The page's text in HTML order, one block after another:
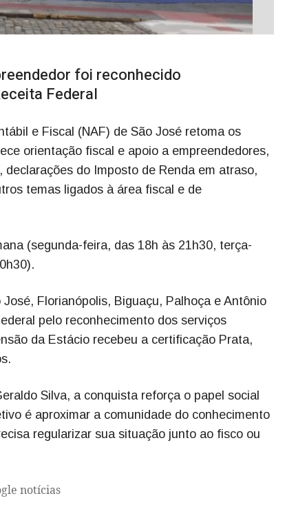
foi reconhecido
Federal
e Fiscal (NAF) de São José retoma os
orientação fiscal e apoio a empreendedores,
do Imposto de Renda em atraso,
temas ligados à área fiscal e de
(segunda-feira, das 18h às 21h30, terça-
Florianópolis, Biguaçu, Palhoça e Antônio
pelo reconhecimento dos serviços
da Estácio recebeu a certificação Prata,
Silva, a conquista reforça o papel social
é aproximar a comunidade do conhecimento
regularizar sua situação junto ao fisco ou
notícias